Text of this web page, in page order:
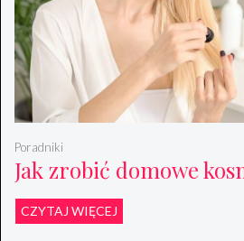
Jak zrobić domowe
Poradniki
CZYTAJ WIĘCEJ